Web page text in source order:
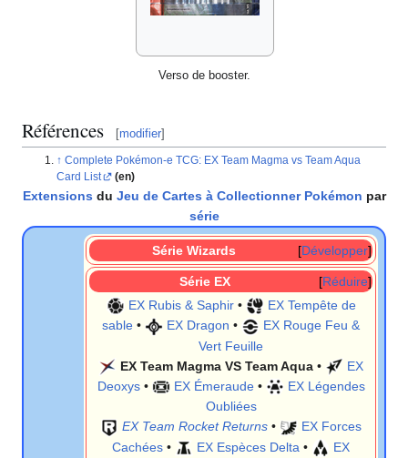
Verso de booster.
Références [modifier]
Complete Pokémon-e TCG: EX Team Magma vs Team Aqua
Card List
(en)
Extensions du Jeu de Cartes à Collectionner Pokémon par
série
Développer
Série Wizards
Réduire
Série EX
EX Rubis & Saphir•
EX Tempête de
sable • EX Dragon •
EX Rouge Feu &
Vert Feuille
EX Team Magma VS Team Aqua •
EX
Deoxys• EX Émeraude•
EX Légendes
Oubliées
EX Team Rocket Returns •
EX Forces
Cachées • EX Espèces Delta •
EX